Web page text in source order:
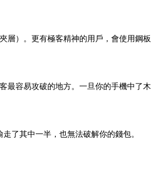
層）。更有極客精神的用戶，會使用鋼板
最容易攻破的地方。一旦你的手機中了木
了其中一半，也無法破解你的錢包。